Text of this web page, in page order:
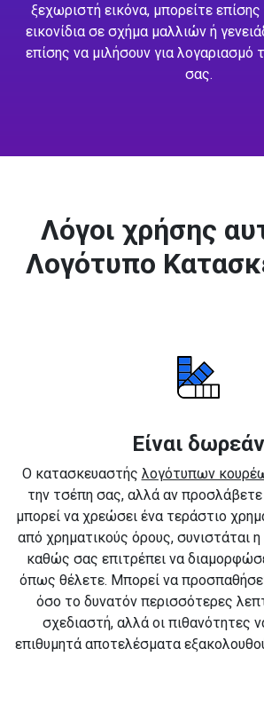
ξεχωριστή εικόνα, μπορείτε
εικονίδια σε σχήμα μαλλιών ή
επίσης να μιλήσουν για λογαριασμό
σας.
Λόγοι χρήσης
Λογότυπο
Είναι δωρεάν
Ο κατασκευαστής λογότυπων
την τσέπη σας, αλλά αν προσλάβετε
μπορεί να χρεώσει ένα τεράστιο
από χρηματικούς όρους, συνιστάται
καθώς σας επιτρέπει να
όπως θέλετε. Μπορεί να
όσο το δυνατόν περισσότερες
σχεδιαστή, αλλά οι πιθανότητες
επιθυμητά αποτελέσματα